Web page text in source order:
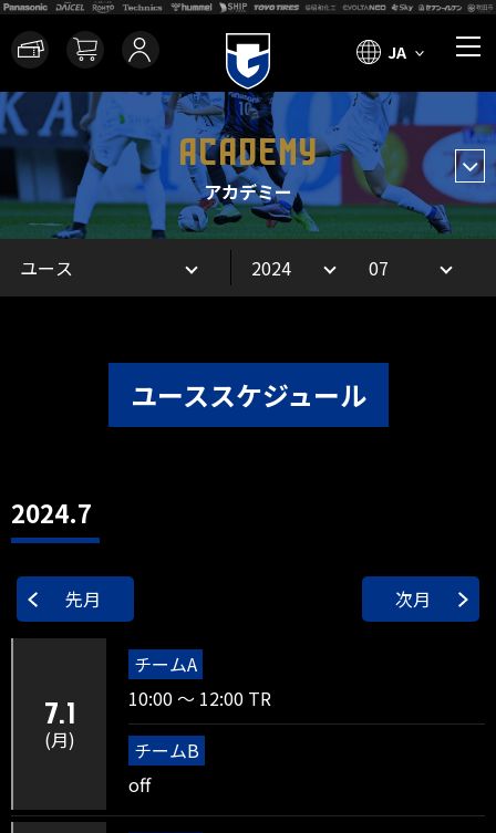
JA
ACADEMY
アカデミー
ユーススケジュール
2024.7
先月 次月
7.1
(月)
チームA
10:00 ～ 12:00 TR
チームB
off